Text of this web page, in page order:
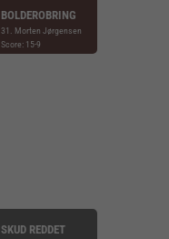
BOLDEROBRING
31. Morten Jørgensen
Score: 15-9
SKUD REDDET